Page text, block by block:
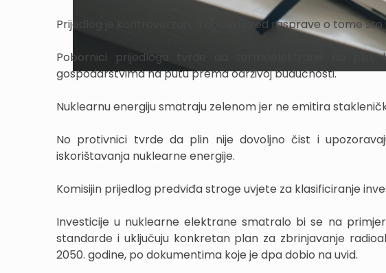
Prijedlog je kontroverzan, a dolazi usred rasprave o tome što
Pobornici prijedloga tvrde da termoelektrane na
gospodarstvima na putu prema održivoj budućnosti.
Nuklearnu energiju smatraju zelenom jer ne emitira
No protivnici tvrde da plin nije dovoljno čist i
iskorištavanja nuklearne energije.
Komisijin prijedlog predviđa stroge uvjete za klasificiranje
Investicije u nuklearne elektrane smatralo bi se na
standarde i uključuju konkretan plan za zbrinjavanje
2050. godine, po dokumentima koje je dpa dobio na uvid.